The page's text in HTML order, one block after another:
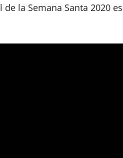
de la Semana Santa 2020